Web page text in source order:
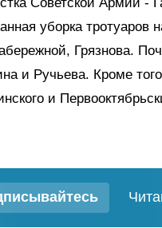
уборка тротуаров
Грязнова.
и Ручьева. Кроме
и